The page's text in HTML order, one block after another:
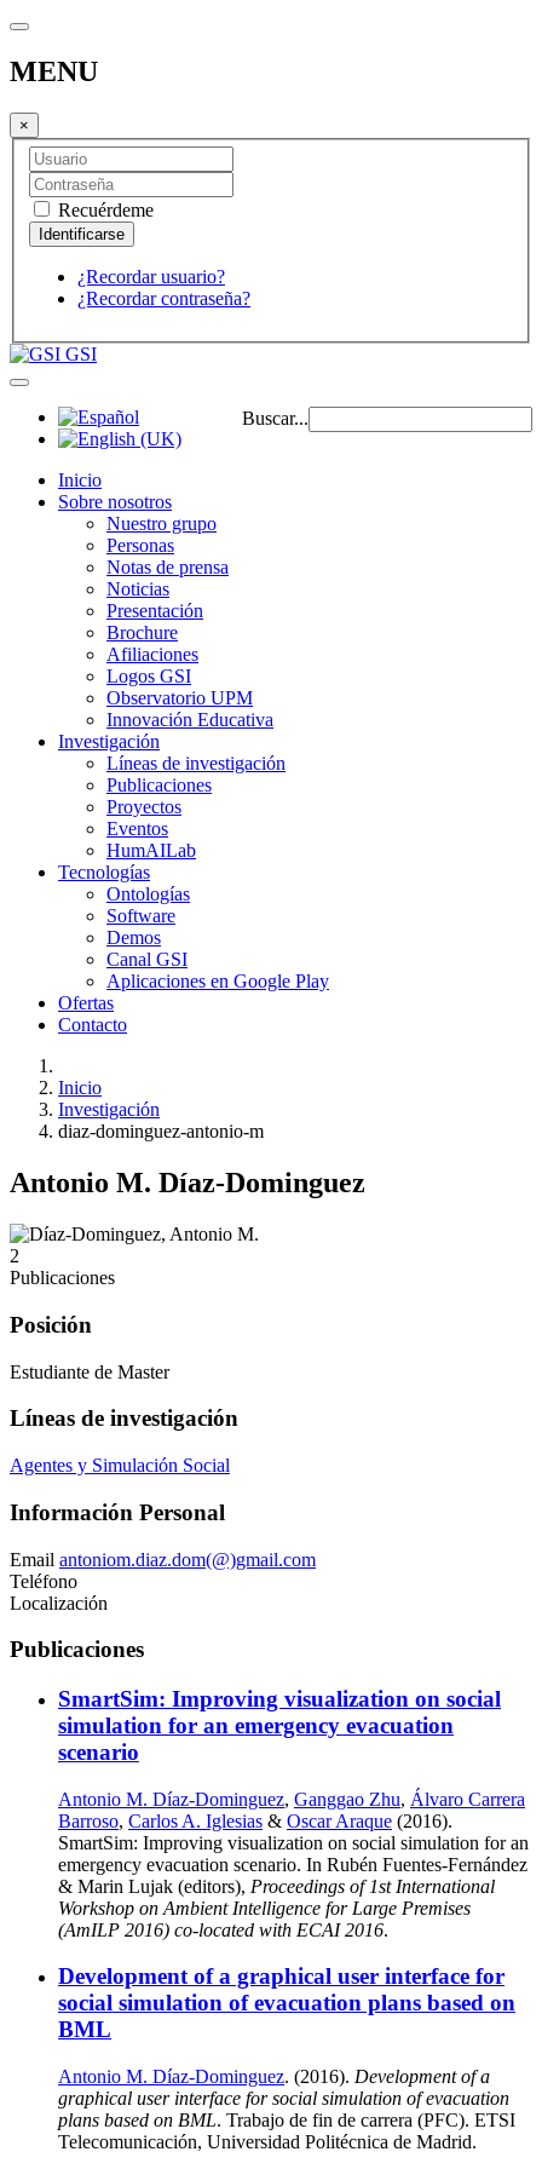
MENU
×
Recuérdeme
¿Recordar usuario?
¿Recordar contraseña?
GSI
Buscar...
Inicio
Sobre nosotros
Nuestro grupo
Personas
Notas de prensa
Noticias
Presentación
Brochure
Afiliaciones
Logos GSI
Observatorio UPM
Innovación Educativa
Investigación
Líneas de investigación
Publicaciones
Proyectos
Eventos
HumAILab
Tecnologías
Ontologías
Software
Demos
Canal GSI
Aplicaciones en Google Play
Ofertas
Contacto
Inicio
Investigación
diaz-dominguez-antonio-m
Antonio M. Díaz-Dominguez
2
Publicaciones
Posición
Estudiante de Master
Líneas de investigación
Agentes y Simulación Social
Información Personal
Email antoniom.diaz.dom(@)gmail.com
Teléfono
Localización
Publicaciones
SmartSim: Improving visualization on social
simulation for an emergency evacuation
scenario
Antonio M. Díaz-Dominguez, Ganggao Zhu, Álvaro Carrera
Barroso, Carlos A. Iglesias & Oscar Araque (2016).
SmartSim: Improving visualization on social simulation for an
emergency evacuation scenario. In Rubén Fuentes-Fernández
& Marin Lujak (editors), Proceedings of 1st International
Workshop on Ambient Intelligence for Large Premises
(AmILP 2016) co-located with ECAI 2016.
Development of a graphical user interface for
social simulation of evacuation plans based on
BML
Antonio M. Díaz-Dominguez. (2016). Development of a
graphical user interface for social simulation of evacuation
plans based on BML. Trabajo de fin de carrera (PFC). ETSI
Telecomunicación, Universidad Politécnica de Madrid.